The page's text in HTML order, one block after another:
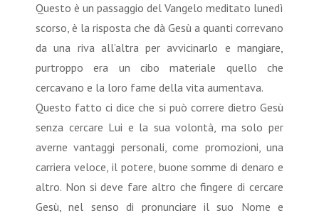
Questo è un passaggio del Vangelo meditato lunedì
scorso, è la risposta che dà Gesù a quanti correvano
da una riva all’altra per avvicinarlo e mangiare,
purtroppo era un cibo materiale quello che
cercavano e la loro fame della vita aumentava.
Questo fatto ci dice che si può correre dietro Gesù
senza cercare Lui e la sua volontà, ma solo per
averne vantaggi personali, come promozioni, una
carriera veloce, il potere, buone somme di denaro e
altro. Non si deve fare altro che fingere di cercare
Gesù, nel senso di pronunciare il suo Nome e